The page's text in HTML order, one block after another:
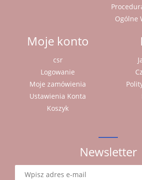
Ogólne
Moje konto
csr
Logowanie
Moje zamówienia
Ustawienia Konta
Koszyk
Newsletter